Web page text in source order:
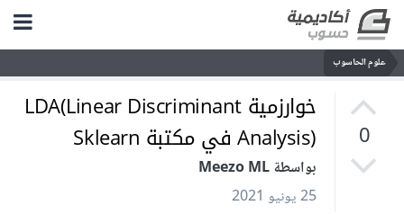
علوم الحاسوب
0
خوارزمية LDA(Linear Discriminant
Analysis) في مكتبة Sklearn
بواسطة Meezo ML
25 يونيو 2021